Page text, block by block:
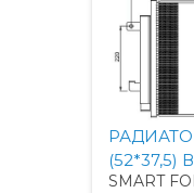
SMART